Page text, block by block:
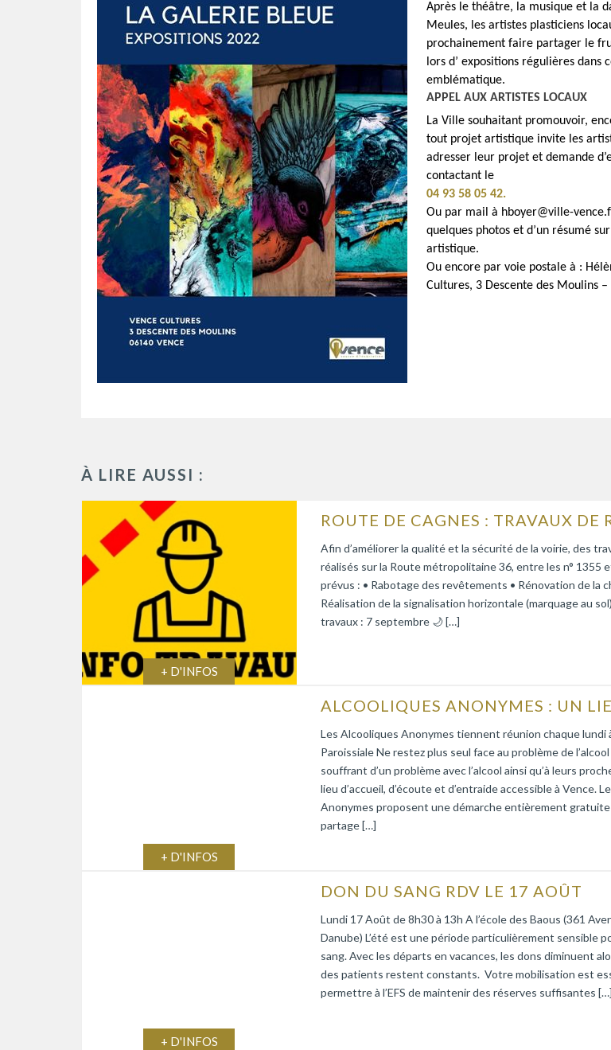
Après le théâtre, la musique et la
Meules, les artistes plasticiens
prochainement faire partager le
lors d’ expositions régulières dans
emblématique.
APPEL AUX ARTISTES LOCAUX
La Ville souhaitant promouvoir,
tout projet artistique invite les
adresser leur projet et demande
contactant le
04 93 58 05 42.
Ou par mail à hboyer@ville-
quelques photos et d’un résumé
artistique.
Ou encore par voie postale à :
Cultures, 3 Descente des Moulins –
À LIRE AUSSI :
+ D'INFOS
Afin d’améliorer la qualité et la sécurité de la voirie, des
réalisés sur la Route métropolitaine 36, entre les n° 1355
prévus : • Rabotage des revêtements • Rénovation de la
Réalisation de la signalisation horizontale (marquage au
travaux : 7 septembre 🌙 […]
+ D'INFOS
Les Alcooliques Anonymes tiennent réunion chaque lundi
Paroissiale Ne restez plus seul face au problème de
souffrant d’un problème avec l’alcool ainsi qu’à leurs
lieu d’accueil, d’écoute et d’entraide accessible à Vence.
Anonymes proposent une démarche entièrement
partage […]
+ D'INFOS
DON DU SANG RDV LE 17 AOÛT
Lundi 17 Août de 8h30 à 13h A l’école des Baous (361
Danube) L’été est une période particulièrement sensible
sang. Avec les départs en vacances, les dons diminuent
des patients restent constants. Votre mobilisation est
permettre à l’EFS de maintenir des réserves suffisantes […]